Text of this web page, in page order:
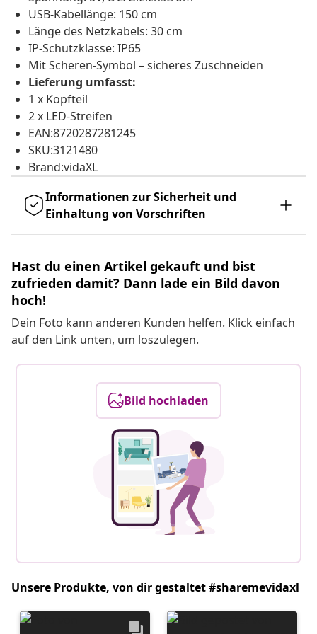
USB-Kabellänge: 150 cm
Länge des Netzkabels: 30 cm
IP-Schutzklasse: IP65
Mit Scheren-Symbol – sicheres Zuschneiden
Lieferung umfasst:
1 x Kopfteil
2 x LED-Streifen
EAN:8720287281245
SKU:3121480
Brand:vidaXL
Informationen zur Sicherheit und
Einhaltung von Vorschriften
Hast du einen Artikel gekauft und bist
zufrieden damit? Dann lade ein Bild davon
hoch!
Dein Foto kann anderen Kunden helfen. Klick einfach
auf den Link unten, um loszulegen.
Bild hochladen
Unsere Produkte, von dir gestaltet #sharemevidaxl